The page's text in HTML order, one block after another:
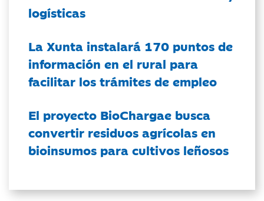
logísticas
La Xunta instalará 170 puntos de
información en el rural para
facilitar los trámites de empleo
El proyecto BioChargae busca
convertir residuos agrícolas en
bioinsumos para cultivos leñosos